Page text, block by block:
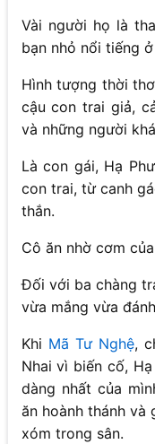
Vài người họ là
bạn nhỏ nổi tiếng
Hình tượng thời
cậu con trai giả,
và những người
Là con gái, Hạ
con trai, từ canh
thắn.
Cô ăn nhờ cơm
Đối với ba chàng
vừa mắng vừa
Khi Mã Tư Nghệ,
Nhai vì biến cố,
dàng nhất của
ăn hoành thánh
xóm trong sân.